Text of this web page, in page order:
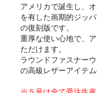
アメリカで誕生し、
を有した画期的ジッ
の復刻版です。
重厚な使い心地で、
ただけます。
ラウンドファスナー
の高級レザーアイテ